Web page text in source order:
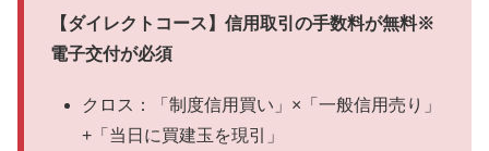
【ダイレクトコース】信用取引の手数料が無料※
電子交付が必須
クロス：「制度信用買い」×「一般信用売り」
+「当日に買建玉を現引」